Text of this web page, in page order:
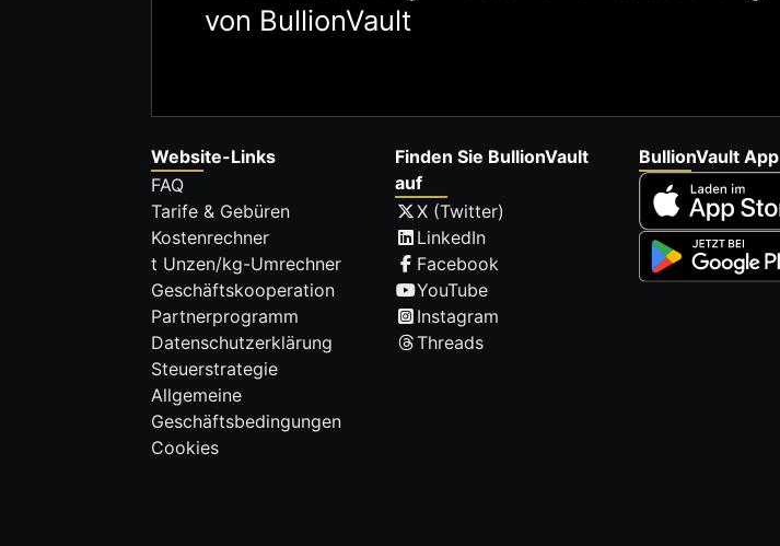
von BullionVault
Website-Links
FAQ
Tarife & Gebüren
Kostenrechner
t Unzen/kg-Umrechner
Geschäftskooperation
Partnerprogramm
Datenschutzerklärung
Steuerstrategie
Allgemeine
Geschäftsbedingungen
Cookies
Finden Sie BullionVault
auf
X (Twitter)
LinkedIn
Facebook
YouTube
Instagram
Threads
BullionVault App